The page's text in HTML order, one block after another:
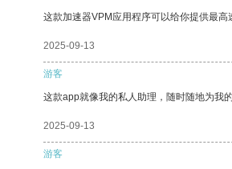
这款加速器VPM应用程序可以给你提供最高
2025-09-13
游客
这款app就像我的私人助理，随时随地为我
2025-09-13
游客